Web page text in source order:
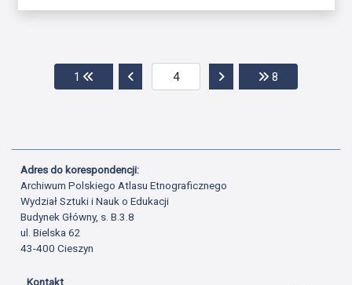
1 Przejdź do pierwszej strony
Przejdź do poprzedniej stronyPrzejdź do następnej
8
Adres do korespondencji:
Archiwum Polskiego Atlasu Etnograficznego
Wydział Sztuki i Nauk o Edukacji
Budynek Główny, s. B.3.8
ul. Bielska 62
43-400 Cieszyn
Kontakt